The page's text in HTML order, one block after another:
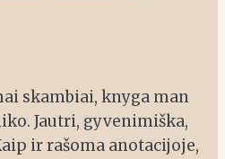
skambiai, knyga man
Jautri, gyvenimiška,
ir rašoma anotacijoje,